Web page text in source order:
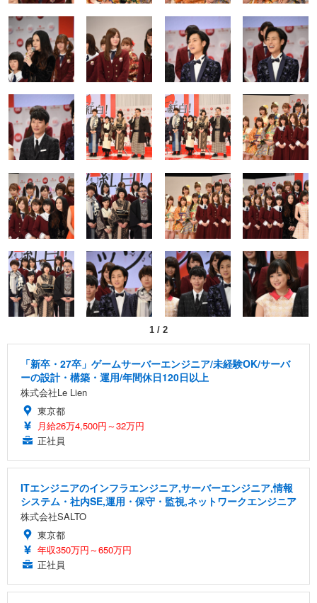
1 / 2
「新卒・27卒」ゲームサーバーエンジニア/未経験OK/サーバ
ーの設計・構築・運用/年間休日120日以上
株式会社Le Lien
東京都
月給26万4,500円～32万円
正社員
ITエンジニアのインフラエンジニア,サーバーエンジニア,情報
システム・社内SE,運用・保守・監視,ネットワークエンジニア
株式会社SALTO
東京都
年収350万円～650万円
正社員